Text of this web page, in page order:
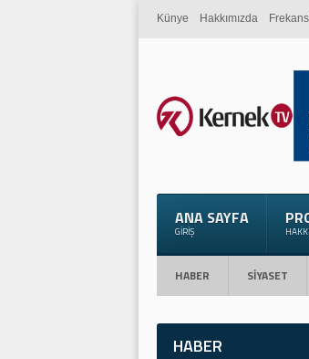
Künye Hakkımızda
ANA SAYFA
GIRIŞ
HABER SİYASET
HABER